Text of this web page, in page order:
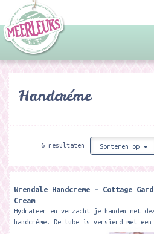
Handcréme
6 resultaten Sorteren op
Wrendale Handcreme - Cottage
Cream
Hydrateer en verzacht je handen met
handcrème. De tube is versierd met